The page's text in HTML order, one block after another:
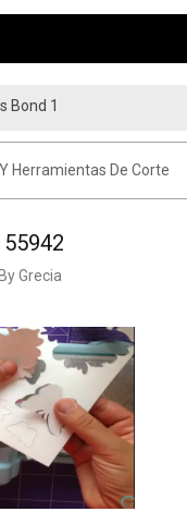
Bond 1
Herramientas De Corte
ByGrecia